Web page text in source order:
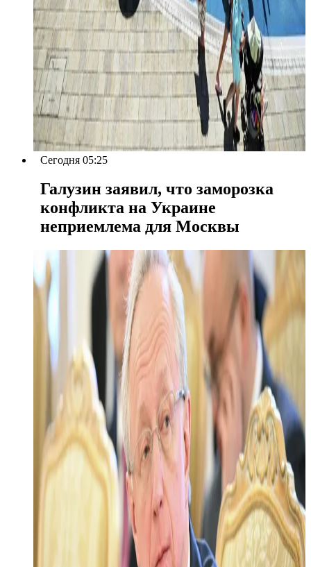
Сегодня 05:25
Галузин заявил, что заморозка
конфликта на Украине
неприемлема для Москвы